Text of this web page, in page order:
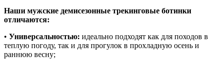
Наши мужские демисезонные трекинговые ботинки
отличаются:
• Универсальностью: идеально подходят как для походов в
теплую погоду, так и для прогулок в прохладную осень и
раннюю весну;